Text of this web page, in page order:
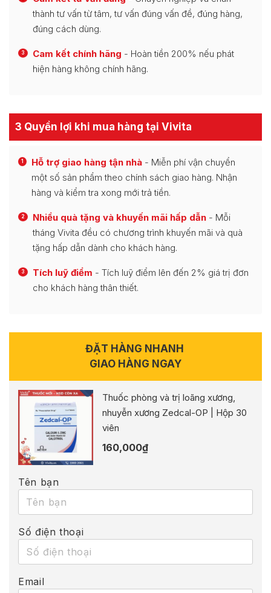
thành tư vấn từ tâm, tư vấn đúng vấn đề, đúng hàng,
đúng cách dùng.
3 Cam kết chính hãng - Hoàn tiền 200% nếu phát
hiện hàng không chính hãng.
3 Quyền lợi khi mua hàng tại Vivita
1 Hỗ trợ giao hàng tận nhà - Miễn phí vận chuyển
một số sản phẩm theo chính sách giao hàng. Nhận
hàng và kiểm tra xong mới trả tiền.
2 Nhiều quà tặng và khuyến mãi hấp dẫn - Mỗi
tháng Vivita đều có chương trình khuyến mãi và quà
tặng hấp dẫn dành cho khách hàng.
3 Tích luỹ điểm - Tích luỹ điểm lên đến 2% giá trị đơn
cho khách hàng thân thiết.
ĐẶT HÀNG NHANH
GIAO HÀNG NGAY
Thuốc phòng và trị loãng xương,
nhuyễn xương Zedcal-OP | Hộp 30
viên
160,000₫
Tên bạn
Số điện thoại
Email